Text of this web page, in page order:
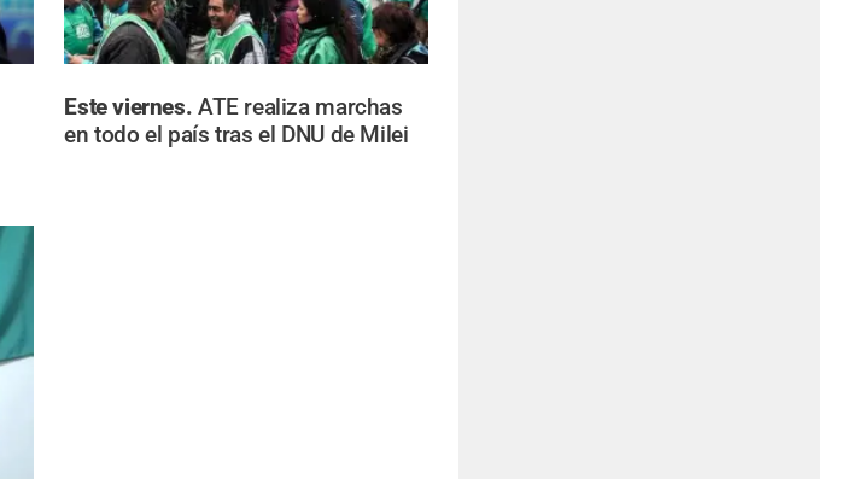
Este viernes. ATE realiza marchas
en todo el país tras el DNU de Milei